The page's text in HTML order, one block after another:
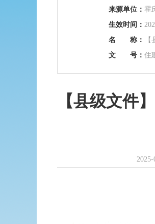
来源单位： 霍
生效时间：
名 称：
文 号： 住
【县级文件
2025-